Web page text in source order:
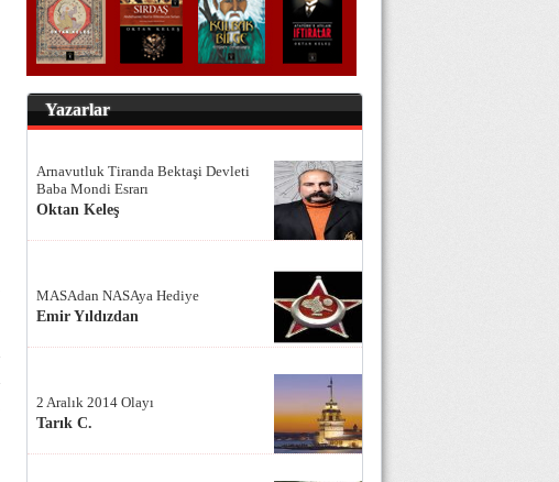
Yazarlar
Arnavutluk Tiranda Bektaşi Devleti
Baba Mondi Esrarı
Oktan Keleş
MASAdan NASAya Hediye
Emir Yıldızdan
2 Aralık 2014 Olayı
Tarık C.